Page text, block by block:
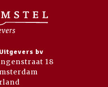
bv
18